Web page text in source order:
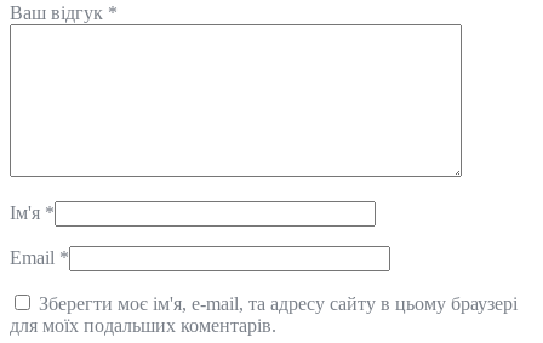
Ваш відгук *
Ім'я *
Email *
Зберегти моє ім'я, e-mail, та адресу сайту в цьому браузері
для моїх подальших коментарів.